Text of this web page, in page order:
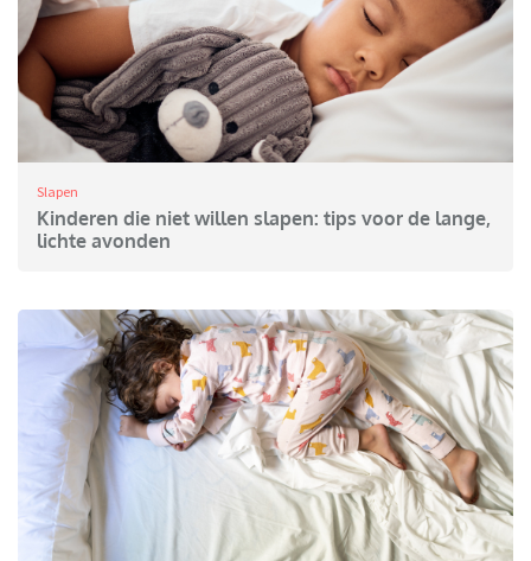
Slapen
Kinderen die niet willen slapen: tips voor de lange,
lichte avonden